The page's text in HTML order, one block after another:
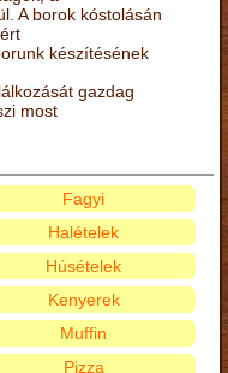
A borok kóstolásán
készítésének
gazdag
most
Fagyi
Halételek
Húsételek
Kenyerek
Muffin
Pizza